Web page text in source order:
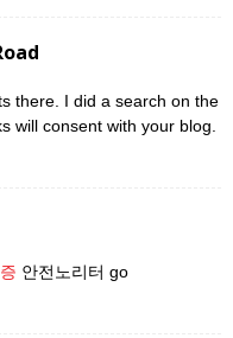
there. I did a search on the
will consent with your blog.
안전노리터 go